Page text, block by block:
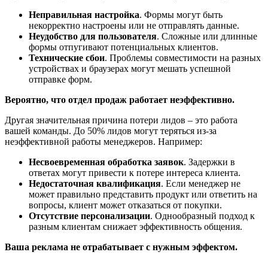
Неправильная настройка. Формы могут быть
некорректно настроены или не отправлять данные.
Неудобство для пользователя. Сложные или длинные
формы отпугивают потенциальных клиентов.
Технические сбои. Проблемы совместимости на разных
устройствах и браузерах могут мешать успешной
отправке форм.
Вероятно, что отдел продаж работает неэффективно.
Другая значительная причина потери лидов – это работа
вашей команды. До 50% лидов могут теряться из-за
неэффективной работы менеджеров. Например:
Несвоевременная обработка заявок. Задержки в
ответах могут привести к потере интереса клиента.
Недостаточная квалификация. Если менеджер не
может правильно представить продукт или ответить на
вопросы, клиент может отказаться от покупки.
Отсутствие персонализации. Однообразный подход к
разным клиентам снижает эффективность общения.
Ваша реклама не отрабатывает с нужным эффектом.